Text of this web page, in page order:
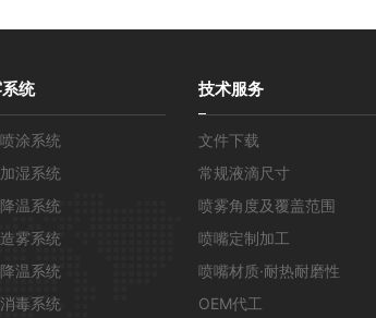
统
涂系统
湿系统
温系统
雾系统
温系统
毒系统
技术服务
文件下载
常规液滴尺寸
喷雾角度及覆盖范围
喷嘴定制加工
喷嘴材质·耐热耐磨性
OEM代工